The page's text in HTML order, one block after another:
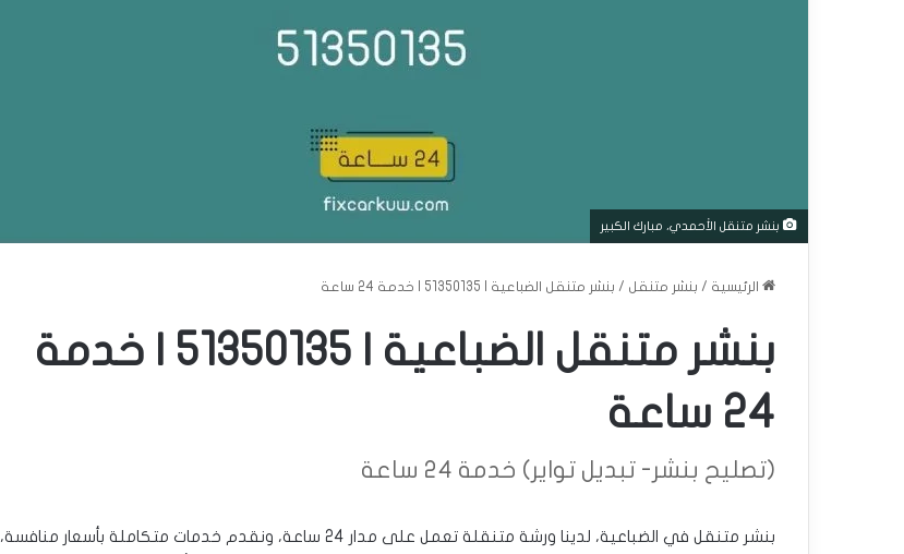
بنشر متنقل الأحمدي، مبارك الكبير
الرئيسية / بنشر متنقل / بنشر متنقل الضباعية | 51350135 | خدمة 24 ساعة
بنشر متنقل الضباعية | 51350135 | خدمة
24 ساعة
(تصليح بنشر- تبديل تواير) خدمة 24 ساعة
بنشر متنقل في الضباعية، لدينا ورشة متنقلة تعمل على مدار 24 ساعة، ونقدم خدمات متكاملة بأسعار منافسة،